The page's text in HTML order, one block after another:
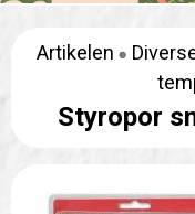
Artikelen
Styropor